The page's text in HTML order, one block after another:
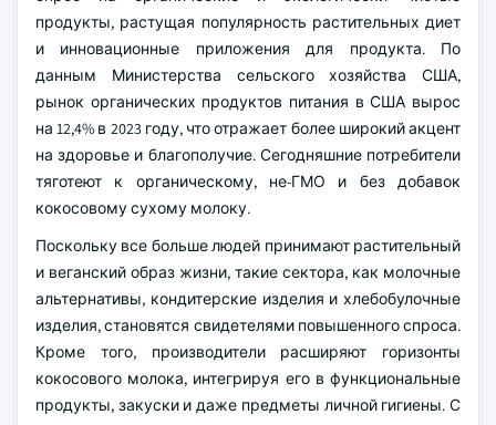
продукты, растущая популярность растительных диет
и инновационные приложения для продукта. По
данным Министерства сельского хозяйства США,
рынок органических продуктов питания в США вырос
на 12,4% в 2023 году, что отражает более широкий акцент
на здоровье и благополучие. Сегодняшние потребители
тяготеют к органическому, не-ГМО и без добавок
кокосовому сухому молоку.
Поскольку все больше людей принимают растительный
и веганский образ жизни, такие сектора, как молочные
альтернативы, кондитерские изделия и хлебобулочные
изделия, становятся свидетелями повышенного спроса.
Кроме того, производители расширяют горизонты
кокосового молока, интегрируя его в функциональные
продукты, закуски и даже предметы личной гигиены. С